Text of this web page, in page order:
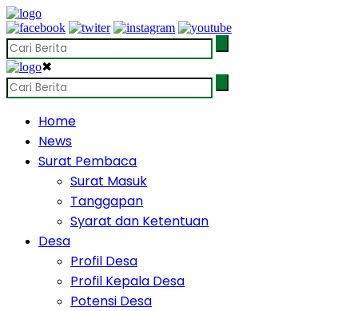
✖
Home
News
Surat Pembaca
Surat Masuk
Tanggapan
Syarat dan Ketentuan
Desa
Profil Desa
Profil Kepala Desa
Potensi Desa